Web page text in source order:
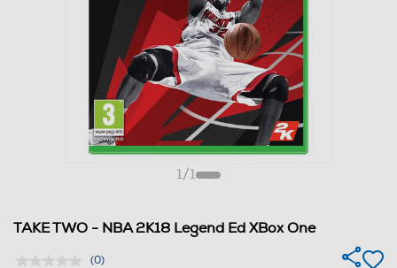
1/1
TAKE TWO - NBA 2K18 Legend Ed XBox One
(0)